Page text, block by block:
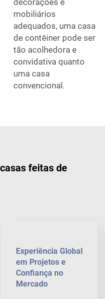
mobiliários
adequados, uma casa
de contêiner pode ser
tão acolhedora e
convidativa quanto
uma casa
convencional.
feitas de
Experiência Global
em Projetos e
Confiança no
Mercado